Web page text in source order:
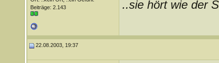
Beiträge: 2.143
..sie hört wie der
22.08.2003, 19:37